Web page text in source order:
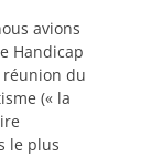
avions
Handicap
réunion du
(« la
le plus